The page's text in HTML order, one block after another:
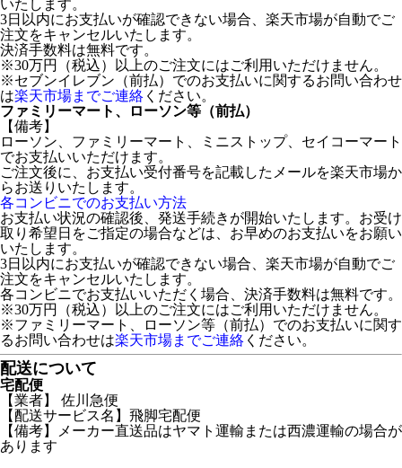
いたします。
3日以内にお支払いが確認できない場合、楽天市場が自動でご
注文をキャンセルいたします。
決済手数料は無料です。
※30万円（税込）以上のご注文にはご利用いただけません。
※セブンイレブン（前払）でのお支払いに関するお問い合わせ
は楽天市場までご連絡 ください。
ファミリーマート、ローソン等（前払）
【備考】
ローソン、ファミリーマート、ミニストップ、セイコーマート
でお支払いいただけます。
ご注文後に、お支払い受付番号を記載したメールを楽天市場か
らお送りいたします。
各コンビニでのお支払い方法
お支払い状況の確認後、発送手続きが開始いたします。お受け
取り希望日をご指定の場合などは、お早めのお支払いをお願い
いたします。
3日以内にお支払いが確認できない場合、楽天市場が自動でご
注文をキャンセルいたします。
各コンビニでお支払いいただく場合、決済手数料は無料です。
※30万円（税込）以上のご注文にはご利用いただけません。
※ファミリーマート、ローソン等（前払）でのお支払いに関す
るお問い合わせは楽天市場までご連絡 ください。
配送について
宅配便
【業者】 佐川急便
【配送サービス名】飛脚宅配便
【備考】メーカー直送品はヤマト運輸または西濃運輸の場合が
あります